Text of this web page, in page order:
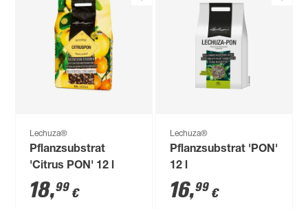
Lechuza®
Pflanzsubstrat
'Citrus PON' 12 l
18,99 €
Lechuza®
Pflanzsubstrat 'PON'
12 l
16,99 €